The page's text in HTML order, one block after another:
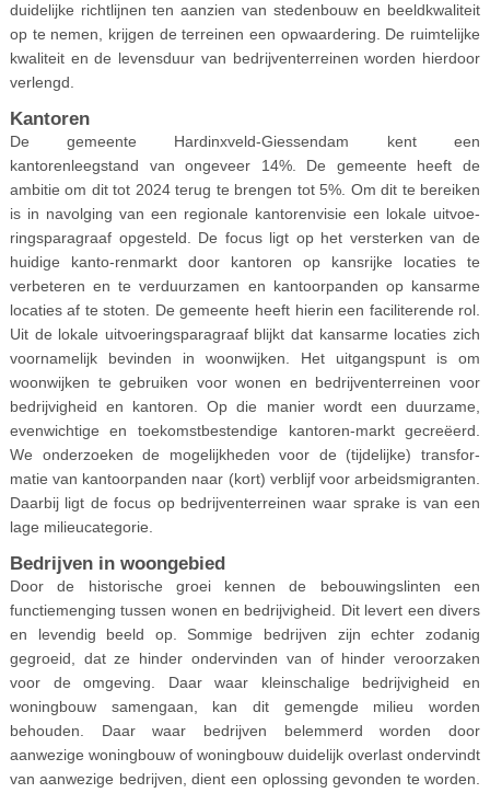
duidelijke richtlijnen ten aanzien van stedenbouw en beeldkwaliteit
op te nemen, krijgen de terreinen een opwaardering. De ruimtelijke
kwaliteit en de levensduur van bedrijventerreinen worden hierdoor
verlengd.
Kantoren
De gemeente Hardinxveld-Giessendam kent een
kantorenleegstand van ongeveer 14%. De gemeente heeft de
ambitie om dit tot 2024 terug te brengen tot 5%. Om dit te bereiken
is in navolging van een regionale kantorenvisie een lokale uitvoe-
ringsparagraaf opgesteld. De focus ligt op het versterken van de
huidige kanto-renmarkt door kantoren op kansrijke locaties te
verbeteren en te verduurzamen en kantoorpanden op kansarme
locaties af te stoten. De gemeente heeft hierin een faciliterende rol.
Uit de lokale uitvoeringsparagraaf blijkt dat kansarme locaties zich
voornamelijk bevinden in woonwijken. Het uitgangspunt is om
woonwijken te gebruiken voor wonen en bedrijventerreinen voor
bedrijvigheid en kantoren. Op die manier wordt een duurzame,
evenwichtige en toekomstbestendige kantoren-markt gecreëerd.
We onderzoeken de mogelijkheden voor de (tijdelijke) transfor-
matie van kantoorpanden naar (kort) verblijf voor arbeidsmigranten.
Daarbij ligt de focus op bedrijventerreinen waar sprake is van een
lage milieucategorie.
Bedrijven in woongebied
Door de historische groei kennen de bebouwingslinten een
functiemenging tussen wonen en bedrijvigheid. Dit levert een divers
en levendig beeld op. Sommige bedrijven zijn echter zodanig
gegroeid, dat ze hinder ondervinden van of hinder veroorzaken
voor de omgeving. Daar waar kleinschalige bedrijvigheid en
woningbouw samengaan, kan dit gemengde milieu worden
behouden. Daar waar bedrijven belemmerd worden door
aanwezige woningbouw of woningbouw duidelijk overlast ondervindt
van aanwezige bedrijven, dient een oplossing gevonden te worden.